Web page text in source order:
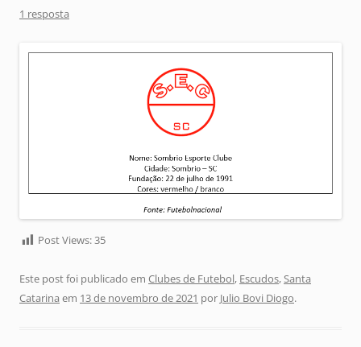
1 resposta
Post Views:35
Este post foi publicado em Clubes de Futebol, Escudos,Santa
Catarina em 13 de novembro de 2021 por Julio Bovi Diogo.